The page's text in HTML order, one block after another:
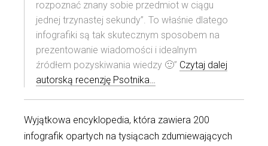
rozpoznać znany sobie przedmiot w ciągu
jednej trzynastej sekundy”. To właśnie dlatego
infografiki są tak skutecznym sposobem na
prezentowanie wiadomości i idealnym
źródłem pozyskiwania wiedzy 🙂” Czytaj dalej
autorską recenzję Psotnika…
Wyjątkowa encyklopedia, która zawiera 200
infografik opartych na tysiącach zdumiewających